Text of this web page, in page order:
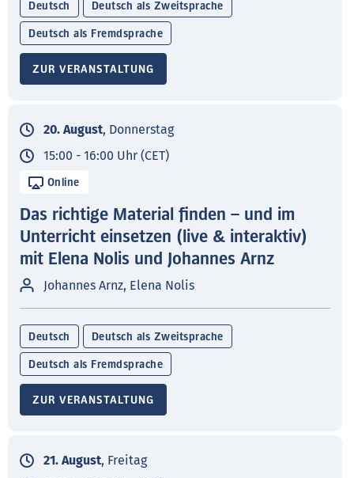
Deutsch Deutsch als Zweitsprache
Deutsch als Fremdsprache
ZUR VERANSTALTUNG
20. August, Donnerstag
15:00 - 16:00 Uhr (CET)
Online
Das richtige Material finden – und im
Unterricht einsetzen (live & interaktiv)
mit Elena Nolis und Johannes Arnz
Johannes Arnz, Elena Nolis
Deutsch Deutsch als Zweitsprache
Deutsch als Fremdsprache
ZUR VERANSTALTUNG
21. August, Freitag